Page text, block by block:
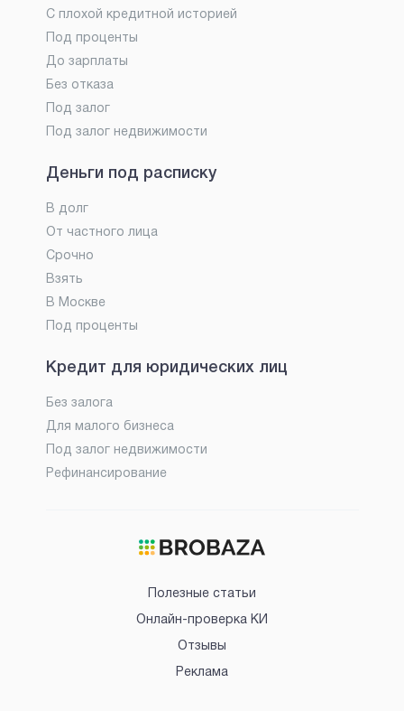
С плохой кредитной историей
Под проценты
До зарплаты
Без отказа
Под залог
Под залог недвижимости
Деньги под расписку
В долг
От частного лица
Срочно
Взять
В Москве
Под проценты
Кредит для юридических лиц
Без залога
Для малого бизнеса
Под залог недвижимости
Рефинансирование
Полезные статьи
Онлайн-проверка КИ
Отзывы
Реклама